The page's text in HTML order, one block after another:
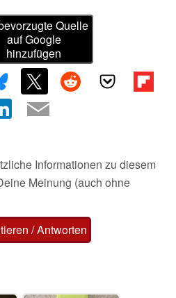
Quelle
auf Google
hinzufügen
Informationen zu diesem
Meinung (auch ohne
/ Antworten